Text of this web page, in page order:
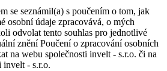
se seznámil(a) s poučením o tom, jak
osobní údaje zpracovává, o mých
odvolat tento souhlas pro jednotlivé
znění Poučení o zpracování osobních
na webu společnosti invelt - s.r.o. či na
invelt - s.r.o.